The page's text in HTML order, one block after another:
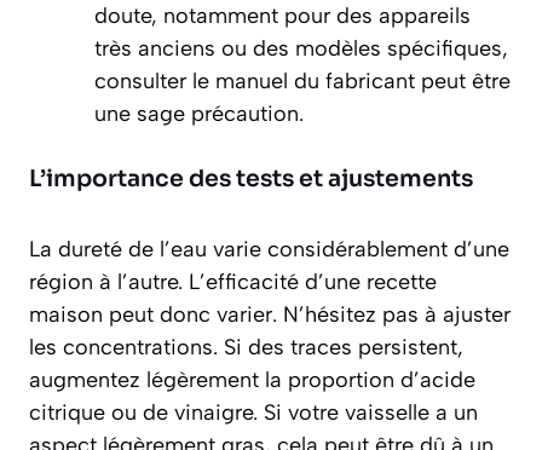
doute, notamment pour des appareils
très anciens ou des modèles spécifiques,
consulter le manuel du fabricant peut être
une sage précaution.
L’importance des tests et ajustements
La dureté de l’eau varie considérablement d’une
région à l’autre. L’efficacité d’une recette
maison peut donc varier. N’hésitez pas à ajuster
les concentrations. Si des traces persistent,
augmentez légèrement la proportion d’acide
citrique ou de vinaigre. Si votre vaisselle a un